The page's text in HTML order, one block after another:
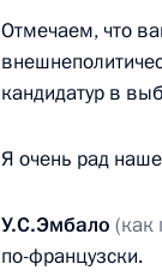
28 июля 2023 года,
28 июля 2023 года,
Отмечаем, что
кандидатур в
Я очень рад
У.С.Эмбало (как
по-французски.